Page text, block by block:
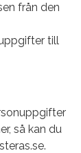
från den
till
så kan du